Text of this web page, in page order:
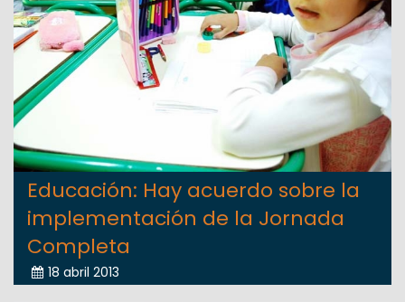
Educación: Hay acuerdo sobre la
implementación de la Jornada
Completa
18 abril 2013